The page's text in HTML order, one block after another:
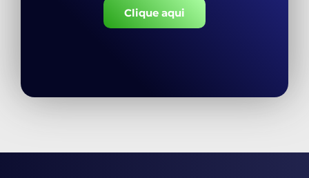
Clique aqui